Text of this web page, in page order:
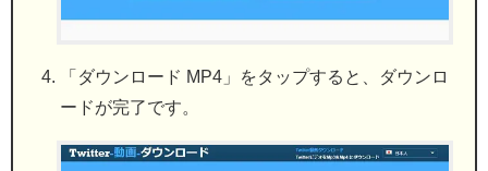
「ダウンロード MP4」をタップすると、ダウンロ
ードが完了です。